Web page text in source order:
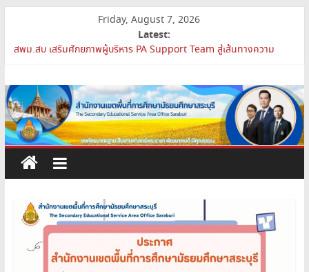
content
Friday, August 7, 2026
Latest:
สพม.สบ เสริมศักยภาพผู้บริหาร PA Support Team สู่เส้นทางความ
for Education”
การย้ายข้าราชการครูและบุคลากรทางการศึกษา ตำแหน่งศึกษานิเทศก์
สพม.สบ ประชุมชี้แจงแนวทางการส่งเสริมความโปร่งใสในสำนักงานเขต
พื้นที่การศึกษา 2569
เปิดห้องเรียนและห้องปฏิบัติการแห่งอนาคต รร.สบว.
สำนักงาน
เขต
พื้นที่
การ
ศึกษา